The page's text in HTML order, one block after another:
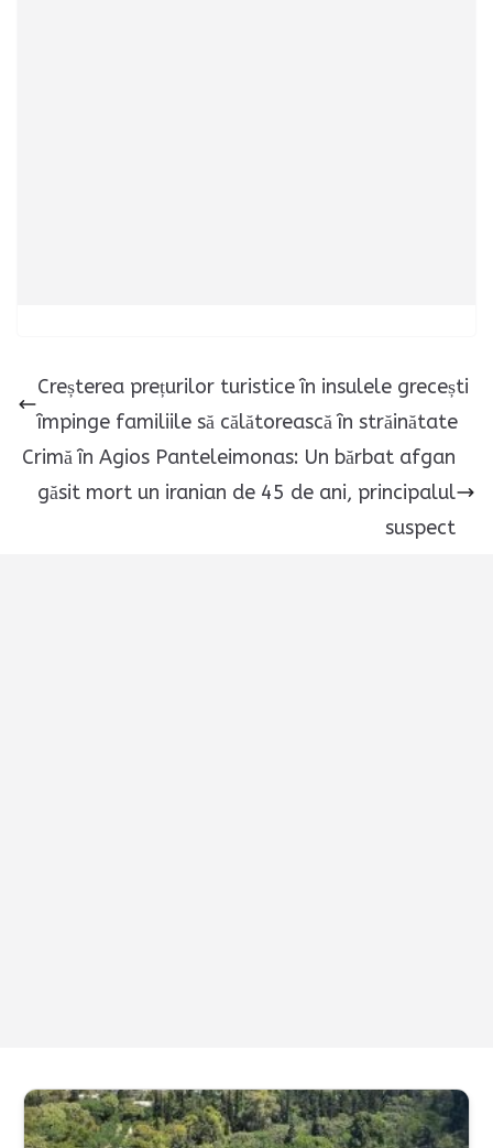
Creșterea prețurilor turistice în insulele grecești
împinge familiile să călătorească în străinătate
Crimă în Agios Panteleimonas: Un bărbat afgan
găsit mort un iranian de 45 de ani, principalul
suspect